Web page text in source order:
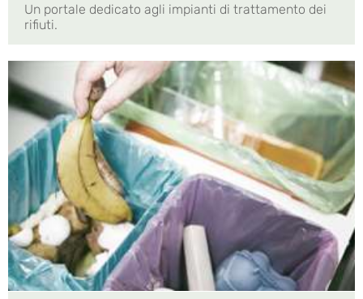
Un portale dedicato agli impianti di trattamento dei
rifiuti.